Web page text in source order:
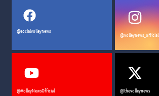
@socialvolleynews
@volleynews_official
@VolleyNewsOfficial @thevolleynews